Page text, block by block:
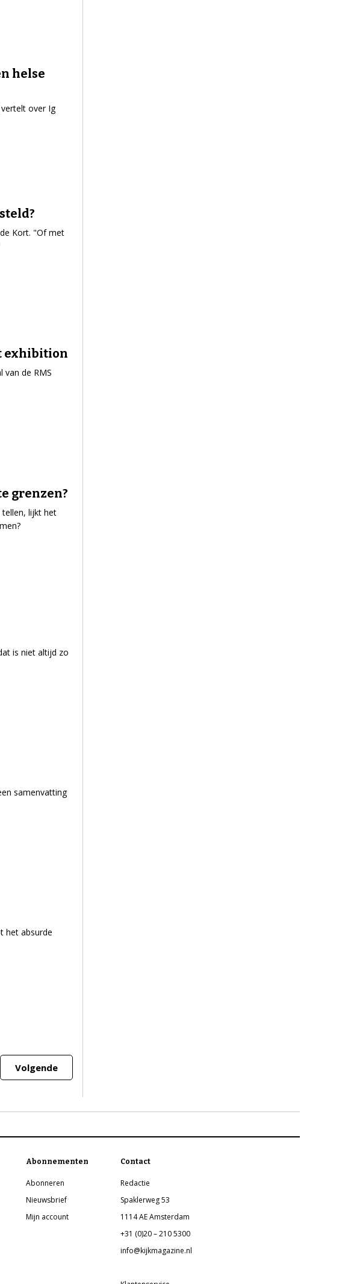
helse
over Ig
Kort. "Of met
exhibition
van de RMS
grenzen?
tellen, lijkt het
is niet altijd zo
samenvatting
het absurde
Volgende
Abonnementen
Abonneren
Nieuwsbrief
Mijn account
Contact
Redactie
Spaklerweg 53
1114 AE Amsterdam
+31 (0)20 – 210 5300
info@kijkmagazine.nl